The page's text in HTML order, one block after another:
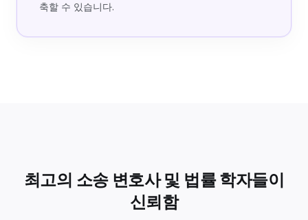
축할 수 있습니다.
최고의 소송 변호사 및 법률 학자들이
신뢰함